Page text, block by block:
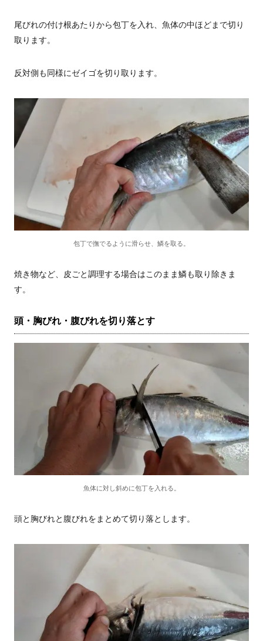
尾びれの付け根あたりから包丁を入れ、魚体の中ほどまで切り
取ります。
反対側も同様にゼイゴを切り取ります。
包丁で撫でるように滑らせ、鱗を取る。
焼き物など、皮ごと調理する場合はこのまま鱗も取り除きま
す。
頭・胸びれ・腹びれを切り落とす
魚体に対し斜めに包丁を入れる。
頭と胸びれと腹びれをまとめて切り落とします。